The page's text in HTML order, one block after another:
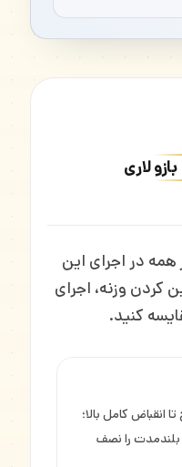
لاری
همه در اجرای این
کردن وزنه، اجرای
کنید.
انقباض کامل بالا؛
بلندمدت را نصف